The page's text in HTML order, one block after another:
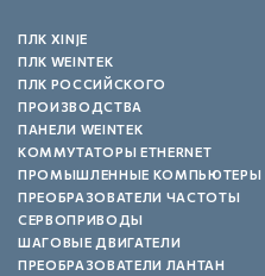
ПЛК XINJE
ПЛК WEINTEK
ПЛК РОССИЙСКОГО
ПРОИЗВОДСТВА
ПАНЕЛИ WEINTEK
КОММУТАТОРЫ ETHERNET
ПРОМЫШЛЕННЫЕ КОМПЬЮТЕРЫ
ПРЕОБРАЗОВАТЕЛИ ЧАСТОТЫ
СЕРВОПРИВОДЫ
ШАГОВЫЕ ДВИГАТЕЛИ
ПРЕОБРАЗОВАТЕЛИ ЛАНТАН